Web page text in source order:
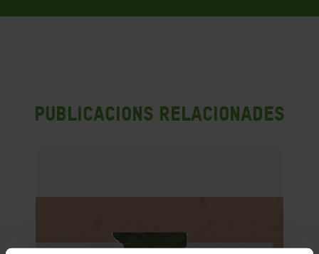
Publicacions Relacionades